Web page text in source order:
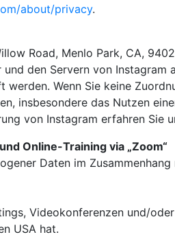
about/privacy.
Road, Menlo Park, CA,
den Servern von
Wenn Sie keine
insbesondere das Nutzen
von Instagram erfahren Sie
Online-Training via „Zoom“
Daten im
Videokonferenzen und/
USA hat.